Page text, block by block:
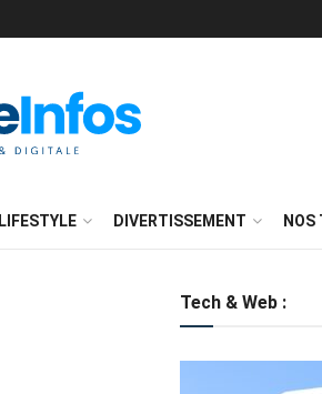
LIFESTYLE DIVERTISSEMENT NOS
Tech & Web :